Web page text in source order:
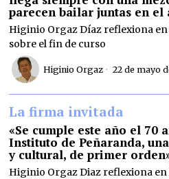
parecen bailar juntas en el
Higinio Orgaz Díaz reflexiona
sobre el fin de curso
Higinio Orgaz 22 de mayo
La firma invitada
«Se cumple este año el 70
Instituto de Peñaranda,
y cultural, de primer
Higinio Orgaz Diaz reflexiona